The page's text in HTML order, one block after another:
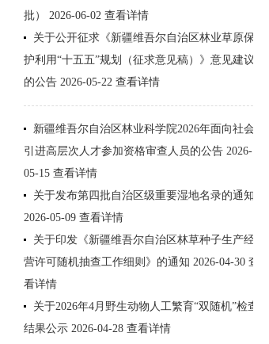
批）
2026-06-02 查看详情
关于公开征求《新疆维吾尔自治区林业草原保
护利用“十五五”规划（征求意见稿）》意见建议
的公告 2026-05-22 查看详情
新疆维吾尔自治区林业科学院2026年面向社会
引进高层次人才参加资格审查人员的公告 2026-
05-15 查看详情
关于发布第四批自治区级重要湿地名录的通知
2026-05-09 查看详情
关于印发《新疆维吾尔自治区林草种子生产经
营许可随机抽查工作细则》的通知 2026-04-30 查
看详情
关于2026年4月野生动物人工繁育“双随机”检查
结果公示 2026-04-28 查看详情